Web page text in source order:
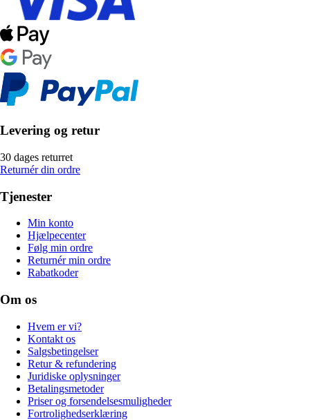
Levering og retur
30 dages returret
Returnér din ordre
Tjenester
Min konto
Hjælpecenter
Følg min ordre
Returnér min ordre
Rabatkoder
Om os
Hvem er vi?
Kontakt os
Salgsbetingelser
Retur & refundering
Juridiske oplysninger
Betalingsmetoder
Priser og forsendelsesmuligheder
Fortrolighedserklæring